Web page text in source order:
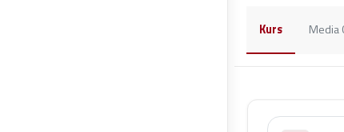
Kurs Media